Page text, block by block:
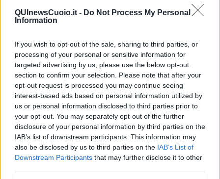
QUInewsCuoio.it - Do Not Process My Personal
Information
If you wish to opt-out of the sale, sharing to third parties, or
processing of your personal or sensitive information for
targeted advertising by us, please use the below opt-out
section to confirm your selection. Please note that after your
opt-out request is processed you may continue seeing
interest-based ads based on personal information utilized by
us or personal information disclosed to third parties prior to
your opt-out. You may separately opt-out of the further
disclosure of your personal information by third parties on the
IAB’s list of downstream participants. This information may
also be disclosed by us to third parties on the IAB’s List of
Downstream Participants that may further disclose it to other
Danni rilevanti a cofano, vetro e paraurti: l'albero è venuto giù
cogliendo in pieno l'auto, parcheggiata senza nessuno
MONTOPOLI VALDARNO —Il fatto è avvenuto a Montopoli, nella
frazione di Capanne, in piazza Vittorio Veneto. Una pianta secolare
è piombata a terra e parte del tronco e dei rami sono finiti proprio
sull'auto sottostante.
Secondo i tecnici il motivo del crollo è semplice: di fattol'albero era
marcio e le piogge dei giorni scorsi hanno indebolito ulteriormente
le radici. Adesso si procederà ad una ricognizione delle piante su
tutto il perimetro della piazza per monitorare eventuali altre
situazioni a rischio.